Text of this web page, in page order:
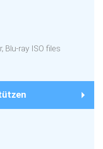
Blu-ray ISO files